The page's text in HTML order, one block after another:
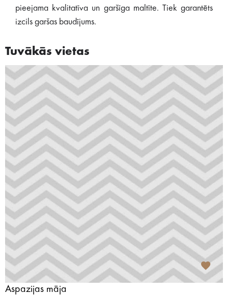
pieejama kvalitatīva un garšīga maltīte. Tiek garantēts
izcils garšas baudījums.
Tuvākās vietas
Aspazijas māja